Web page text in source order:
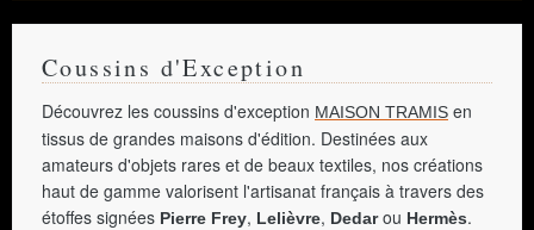
Coussins d'Exception
Découvrez les coussins d'exception MAISON TRAMIS en
tissus de grandes maisons d'édition. Destinées aux
amateurs d'objets rares et de beaux textiles, nos créations
haut de gamme valorisent l'artisanat français à travers des
étoffes signées Pierre Frey, Lelièvre, Dedarou Hermès.